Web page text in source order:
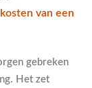
van een
gebreken
Het zet